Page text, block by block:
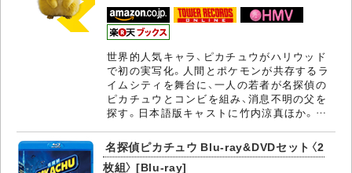
世界的人気キャラ、ピカチュウがハリウッド
で初の実写化。人間とポケモンが共存するラ
イムシティを舞台に、一人の若者が名探偵の
ピカチュウとコンビを組み、消息不明の父を
探す。日本語版キャストに竹内涼真ほか。…
名探偵ピカチュウ Blu-ray&DVDセット〈2
枚組〉 [Blu-ray]